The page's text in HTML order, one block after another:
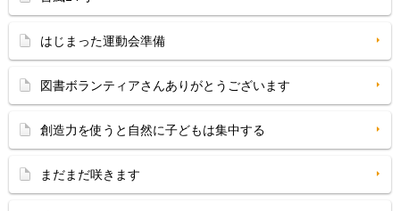
はじまった運動会準備
図書ボランティアさんありがとうございます
創造力を使うと自然に子どもは集中する
まだまだ咲きます